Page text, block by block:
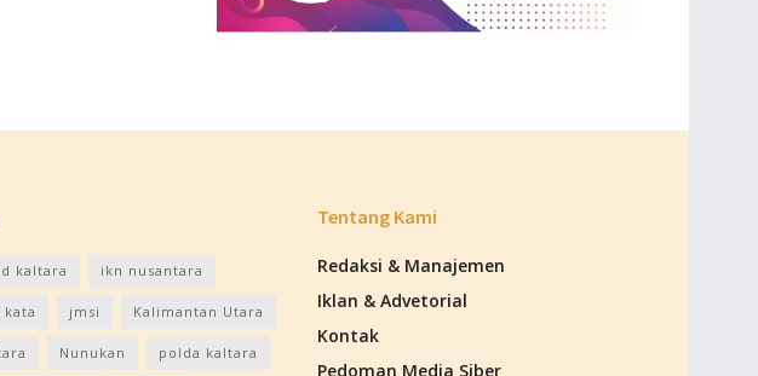
kaltara ikn nusantara
jmsi Kalimantan Utara
Nunukan polda kaltara
Tentang Kami
Redaksi & Manajemen
Iklan & Advetorial
Kontak
Pedoman Media Siber